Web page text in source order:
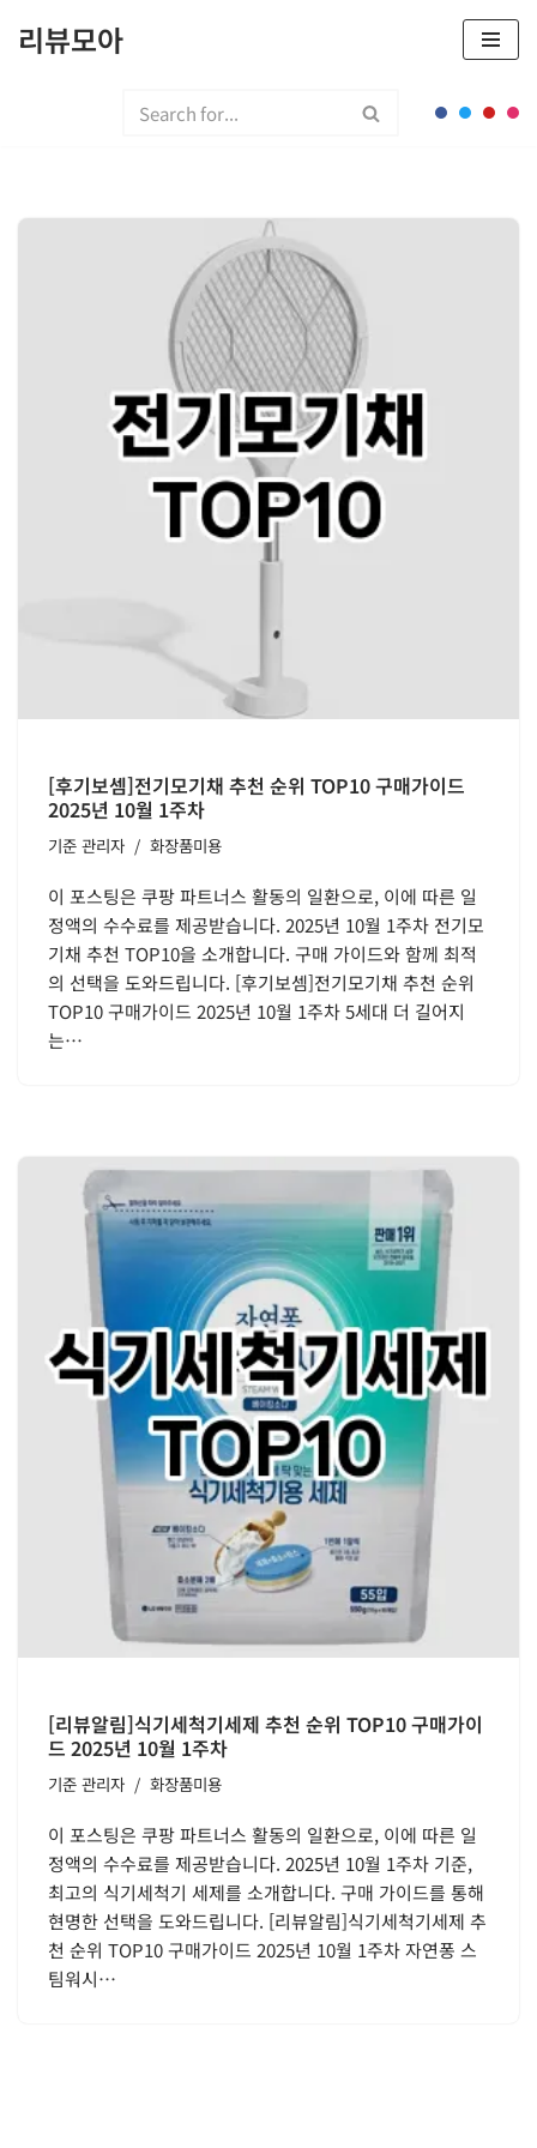
리뷰모아
[후기보셈]전기모기채 추천 순위 TOP10 구매가이드
2025년 10월 1주차
기준 관리자 화장품미용
이 포스팅은 쿠팡 파트너스 활동의 일환으로, 이에 따른 일
정액의 수수료를 제공받습니다. 2025년 10월 1주차 전기모
기채 추천 TOP10을 소개합니다. 구매 가이드와 함께 최적
의 선택을 도와드립니다. [후기보셈]전기모기채 추천 순위
TOP10 구매가이드 2025년 10월 1주차 5세대 더 길어지
는…
[리뷰알림]식기세척기세제 추천 순위 TOP10 구매가이
드 2025년 10월 1주차
기준 관리자 화장품미용
이 포스팅은 쿠팡 파트너스 활동의 일환으로, 이에 따른 일
정액의 수수료를 제공받습니다. 2025년 10월 1주차 기준,
최고의 식기세척기 세제를 소개합니다. 구매 가이드를 통해
현명한 선택을 도와드립니다. [리뷰알림]식기세척기세제 추
천 순위 TOP10 구매가이드 2025년 10월 1주차 자연퐁 스
팀워시…